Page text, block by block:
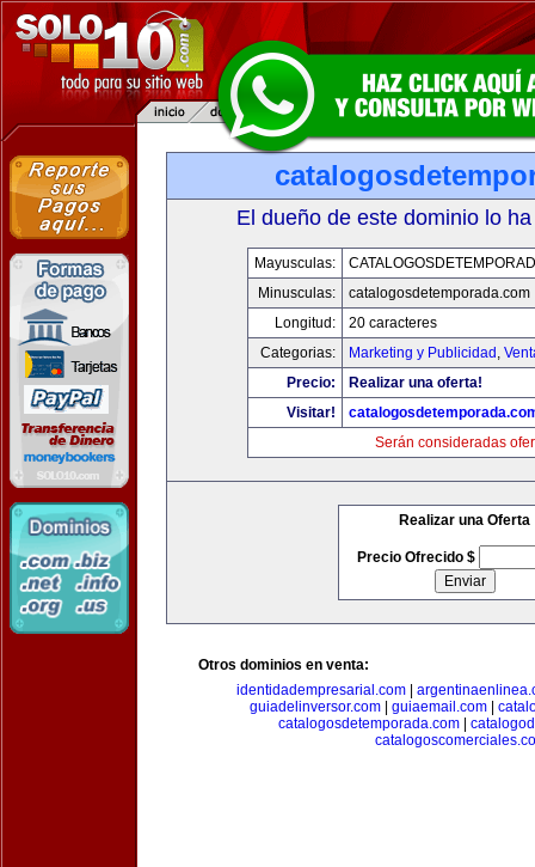
El dueño de este dominio lo
Mayusculas:
Minusculas:
catalogosdetemporada.com
Longitud:
20 caracteres
Categorias:
Marketing y Publicidad ,
Precio:
Realizar una oferta!
Visitar!
Serán consideradas
Realizar una Oferta
Precio Ofrecido $
Otros dominios en venta:
identidadempresarial.com
guiadelinversor.com| guiaemail.com|
catalogosdetemporada.com|